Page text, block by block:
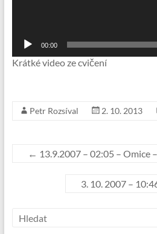
00:00
Krátké video ze cvičení
Petr Rozsíval 2. 10. 2013
← 13.9.2007 – 02:05 – Omice
3. 10. 2007 –